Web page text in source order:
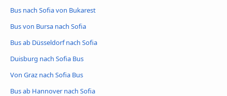
Bus nach Sofia von Bukarest
Bus von Bursa nach Sofia
Bus ab Düsseldorf nach Sofia
Duisburg nach Sofia Bus
Von Graz nach Sofia Bus
Bus ab Hannover nach Sofia